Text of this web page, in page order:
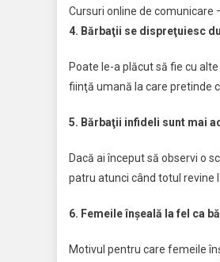
Cursuri online de comunicare
4. Bărbaţii se dispreţuiesc
Poate le-a plăcut să fie cu
fiinţă umană la care pretinde
5. Bărbaţii infideli sunt mai
Dacă ai început să observi o
patru atunci când totul revine
6. Femeile înşeală la fel ca
Motivul pentru care femeile